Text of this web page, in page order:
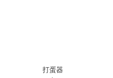
打蛋器